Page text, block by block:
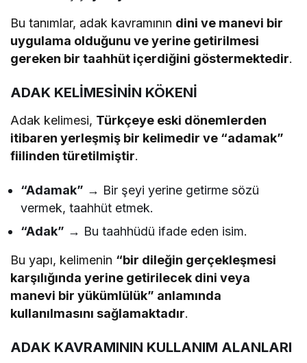
Bu tanımlar, adak kavramının dini ve manevi bir
uygulama olduğunu ve yerine getirilmesi
gereken bir taahhüt içerdiğini göstermektedir.
ADAK KELİMESİNİN KÖKENİ
Adak kelimesi, Türkçeye eski dönemlerden
itibaren yerleşmiş bir kelimedir ve “adamak”
fiilinden türetilmiştir.
“Adamak” → Bir şeyi yerine getirme sözü
vermek, taahhüt etmek.
“Adak” → Bu taahhüdü ifade eden isim.
Bu yapı, kelimenin “bir dileğin gerçekleşmesi
karşılığında yerine getirilecek dini veya
manevi bir yükümlülük” anlamında
kullanılmasını sağlamaktadır.
ADAK KAVRAMININ KULLANIM ALANLARI